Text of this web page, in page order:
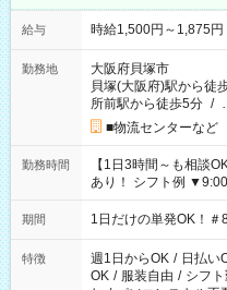
給与 時給1,500円～1,875円
勤務地
大阪府貝塚市
貝塚(大阪府)駅から徒
所前駅から徒歩5分 /
■物流センターな
勤務時間
【1日3時間～も相談
あり！ シフト例
▼18:00～21:00
期間 1日だけの単発OK！
特徴 週1日からOK / 日払い
OK / 服装自由 / シフ